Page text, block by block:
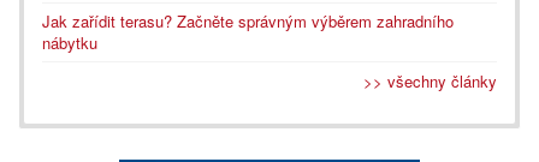
Jak zařídit terasu? Začněte správným výběrem zahradního
nábytku
>> všechny články